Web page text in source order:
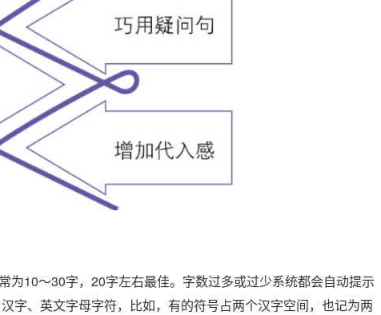
为10～30字，20字左右最佳。字数过多或过少系统都会自动提示
字、英文字母字符，比如，有的符号占两个汉字空间，也记为两